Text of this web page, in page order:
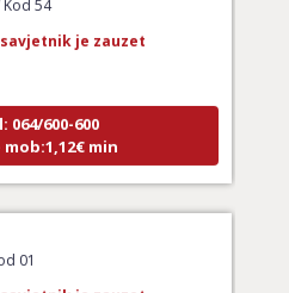
je zauzet
600-600
mob:1,12€ min
je zauzet